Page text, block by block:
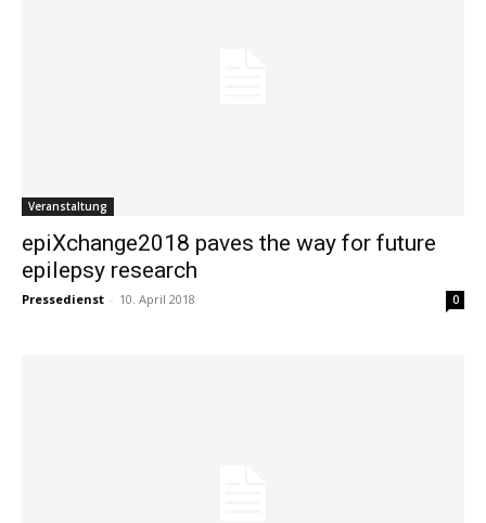
Veranstaltung
epiXchange2018 paves the way for future
epilepsy research
Pressedienst - 10. April 2018 0